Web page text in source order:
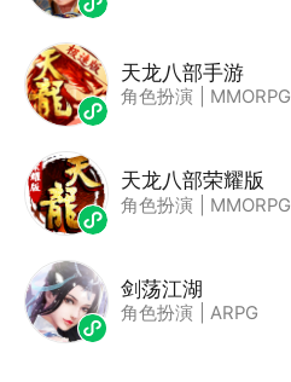
天龙八部手游
角色扮演 MMORPG
天龙八部荣耀版
角色扮演 MMORPG
剑荡江湖
角色扮演 ARPG